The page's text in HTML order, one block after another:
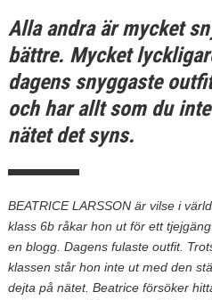
Alla andra är mycket
bättre. Mycket
dagens snyggaste
och har allt som du
nätet det syns.
BEATRICE LARSSON är vilse i
klass 6b råkar hon ut för ett
en blogg. Dagens fulaste outfit.
klassen står hon inte ut med den
dejta på nätet. Beatrice försöker